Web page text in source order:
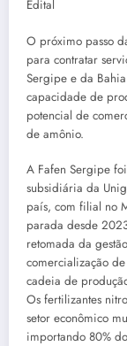
Edital
O próximo passo
para contratar
Sergipe e da
capacidade de
potencial de
de amônio.
A Fafen Sergipe
subsidiária da
país, com filial no
parada desde
retomada da
comercialização
cadeia de
Os fertilizantes
setor econômico
importando 80%